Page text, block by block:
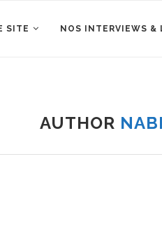
SITE NOS INTERVIEWS &
AUTHOR NABI